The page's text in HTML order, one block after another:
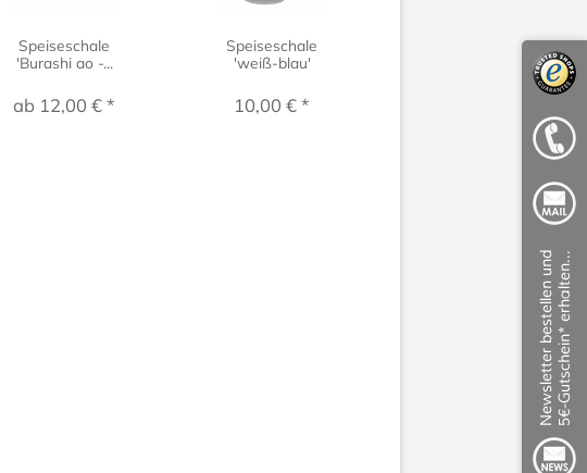
Speiseschale
'Burashi ao -...
ab 12,00 € *
Speiseschale
'weiß-blau'
10,00 € *
Saucenschälchen -